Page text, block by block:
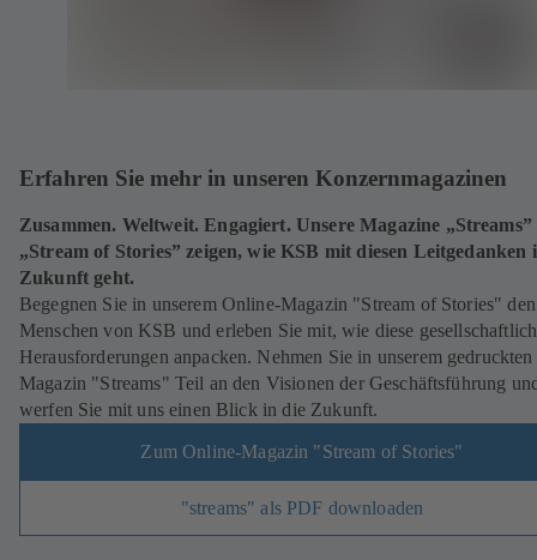
Erfahren Sie mehr in unseren Konzernmagazinen
Zusammen. Weltweit. Engagiert. Unsere Magazine
„Stream of Stories” zeigen, wie KSB mit diesen Leitgedanken
Zukunft geht.
Begegnen Sie in unserem Online-Magazin "Stream of Stories" den
Menschen von KSB und erleben Sie mit, wie diese
Herausforderungen anpacken. Nehmen Sie in unserem gedruckten
Magazin "Streams" Teil an den Visionen der Geschäftsführung
werfen Sie mit uns einen Blick in die Zukunft.
Zum Online-Magazin "Stream of Stories"
"streams" als PDF downloaden